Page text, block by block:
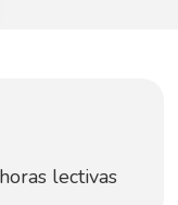
lectivas